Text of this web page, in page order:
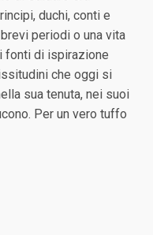
duchi, conti e
periodi o una vita
fonti di ispirazione
che oggi si
sua tenuta, nei suoi
Per un vero tuffo